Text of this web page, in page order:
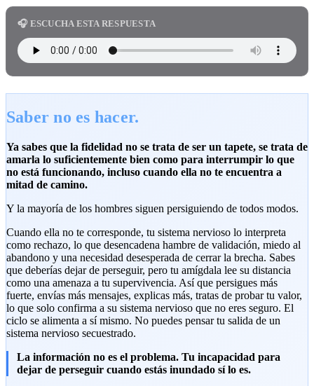
🎧 ESCUCHA ESTA RESPUESTA
Saber no es hacer.
Ya sabes que la fidelidad no se trata de ser un tapete, se trata de
amarla lo suficientemente bien como para interrumpir lo que
no está funcionando, incluso cuando ella no te encuentra a
mitad de camino.
Y la mayoría de los hombres siguen persiguiendo de todos modos.
Cuando ella no te corresponde, tu sistema nervioso lo interpreta
como rechazo, lo que desencadena hambre de validación, miedo al
abandono y una necesidad desesperada de cerrar la brecha. Sabes
que deberías dejar de perseguir, pero tu amígdala lee su distancia
como una amenaza a tu supervivencia. Así que persigues más
fuerte, envías más mensajes, explicas más, tratas de probar tu valor,
lo que solo confirma a su sistema nervioso que no eres seguro. El
ciclo se alimenta a sí mismo. No puedes pensar tu salida de un
sistema nervioso secuestrado.
La información no es el problema. Tu incapacidad para
dejar de perseguir cuando estás inundado sí lo es.